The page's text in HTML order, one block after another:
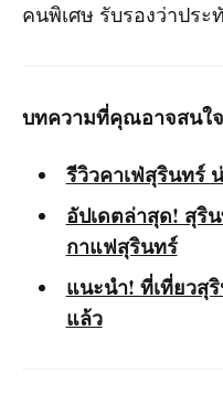
คนพิเศษ รับรองว่าประ
บทความที่คุณอาจสนใจ
รีวิวคาเฟ่สุรินทร์
อัปเดตล่าสุด! สุริ
กาแฟสุรินทร์
แนะนำ! ที่เที่ยวสุ
แล้ว